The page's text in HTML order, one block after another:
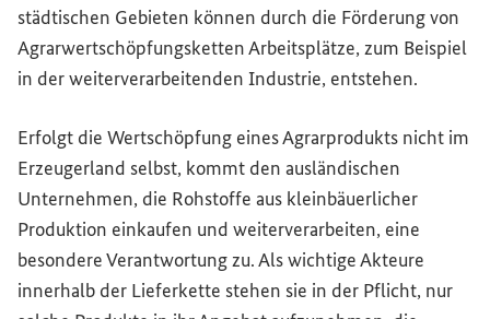
städtischen Gebieten können durch die Förderung von
Agrarwertschöpfungsketten Arbeitsplätze, zum Beispiel
in der weiterverarbeitenden Industrie, entstehen.
Erfolgt die Wertschöpfung eines Agrarprodukts nicht im
Erzeugerland selbst, kommt den ausländischen
Unternehmen, die Rohstoffe aus kleinbäuerlicher
Produktion einkaufen und weiterverarbeiten, eine
besondere Verantwortung zu. Als wichtige Akteure
innerhalb der Lieferkette stehen sie in der Pflicht, nur